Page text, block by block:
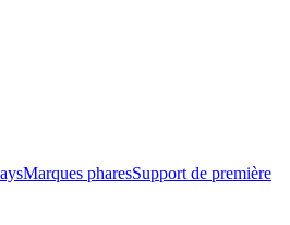
Marques pharesSupport de première